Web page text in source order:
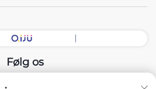
Følg os